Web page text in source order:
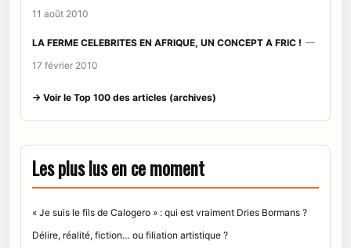
11 août 2010
LA FERME CELEBRITES EN AFRIQUE, UN CONCEPT A FRIC ! —
17 février 2010
→ Voir le Top 100 des articles (archives)
Les plus lus en ce moment
« Je suis le fils de Calogero » : qui est vraiment Dries Bormans ?
Délire, réalité, fiction… ou filiation artistique ?